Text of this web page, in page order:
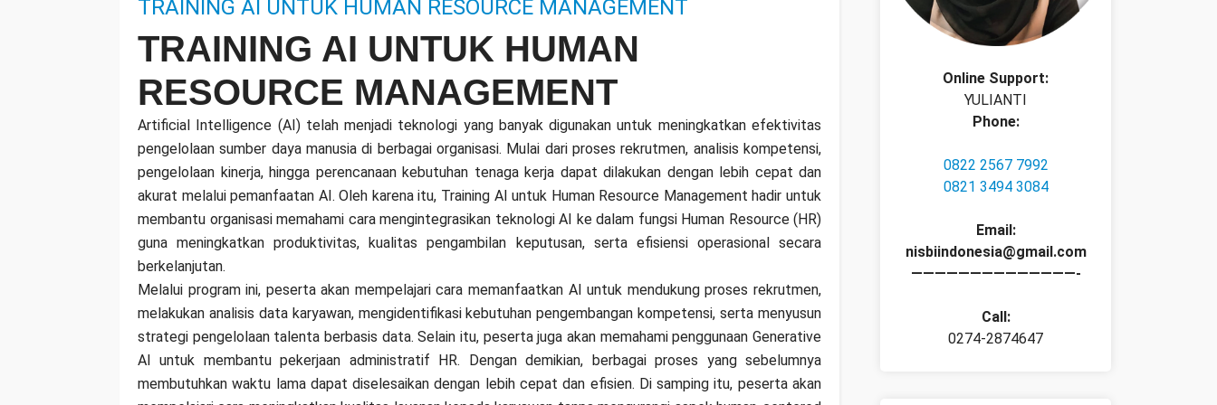
TRAINING AI UNTUK HUMAN RESOURCE MANAGEMENT
TRAINING AI UNTUK HUMAN
RESOURCE MANAGEMENT
Artificial Intelligence (AI) telah menjadi teknologi yang banyak digunakan untuk meningkatkan efektivitas
pengelolaan sumber daya manusia di berbagai organisasi. Mulai dari proses rekrutmen, analisis kompetensi,
pengelolaan kinerja, hingga perencanaan kebutuhan tenaga kerja dapat dilakukan dengan lebih cepat dan
akurat melalui pemanfaatan AI. Oleh karena itu, Training AI untuk Human Resource Management hadir untuk
membantu organisasi memahami cara mengintegrasikan teknologi AI ke dalam fungsi Human Resource (HR)
guna meningkatkan produktivitas, kualitas pengambilan keputusan, serta efisiensi operasional secara
berkelanjutan.
Melalui program ini, peserta akan mempelajari cara memanfaatkan AI untuk mendukung proses rekrutmen,
melakukan analisis data karyawan, mengidentifikasi kebutuhan pengembangan kompetensi, serta menyusun
strategi pengelolaan talenta berbasis data. Selain itu, peserta juga akan memahami penggunaan Generative
AI untuk membantu pekerjaan administratif HR. Dengan demikian, berbagai proses yang sebelumnya
membutuhkan waktu lama dapat diselesaikan dengan lebih cepat dan efisien. Di samping itu, peserta akan
Online Support:
YULIANTI
Phone:
0822 2567 7992
0821 3494 3084
Email:
nisbiindonesia@gmail.com
——————————————-
Call:
0274-2874647